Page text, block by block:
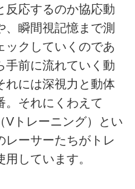
反応するのか協応動
瞬間視記憶まで測
ックしていくのであ
手前に流れていく動
れには深視力と動体
。それにくわえて
Vトレーニング）とい
レーサーたちがトレ
しています。